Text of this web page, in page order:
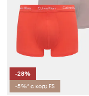
-28%
-5%* с код: FS